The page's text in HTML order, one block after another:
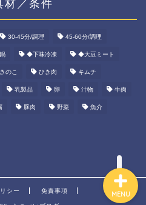
材／条件
30-45分/調理 45-60分/調理
◆下味冷凍 ◆大豆ミート
きのこ ひき肉 キムチ
乳製品 卵 汁物 牛肉
豚肉 野菜 魚介
シー 免責事項 MENU
ホーム
資産運用
ダイエット